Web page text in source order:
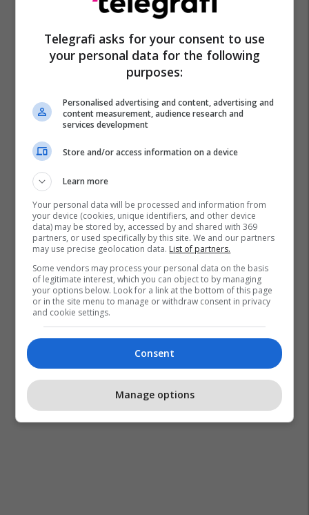
Telegrafi asks for your consent to use
your personal data for the following
purposes:
Personalised advertising and content, advertising and
content measurement, audience research and
services development
Store and/or access information on a device
Learn more
Your personal data will be processed and information from
your device (cookies, unique identifiers, and other device
data) may be stored by, accessed by and shared with 369
partners, or used specifically by this site. We and our partners
may use precise geolocation data. List of partners.
Some vendors may process your personal data on the basis
of legitimate interest, which you can object to by managing
your options below. Look for a link at the bottom of this page
or in the site menu to manage or withdraw consent in privacy
and cookie settings.
Consent
Manage options